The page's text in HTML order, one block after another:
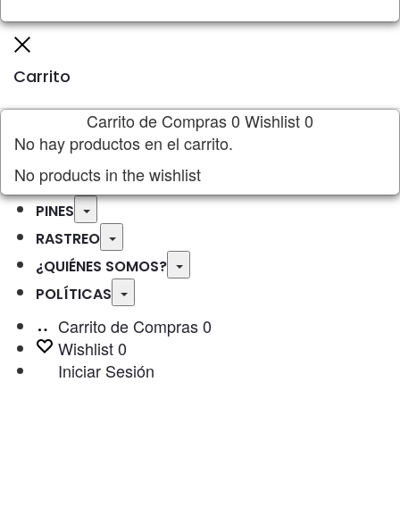
Carrito
Carrito de Compras0 Wishlist0
No hay productos en el carrito.
No products in the wishlist
PINES Toggle
RASTREO Toggle
¿QUIÉNES SOMOS? Toggle
POLÍTICAS
Toggle
Carrito de Compras0
Wishlist0
Iniciar Sesión